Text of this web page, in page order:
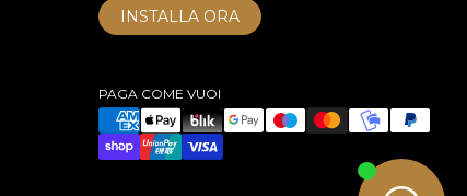
INSTALLA ORA
PAGA COME VUOI